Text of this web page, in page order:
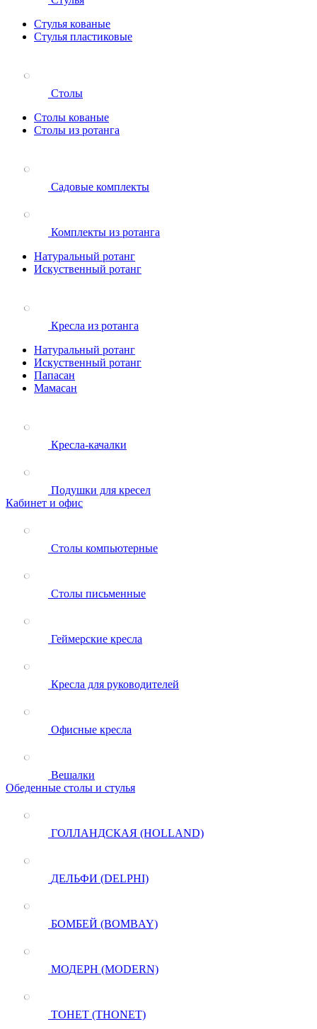
Стулья кованые
Стулья пластиковые
Столы
Столы кованые
Столы из ротанга
Садовые комплекты
Комплекты из ротанга
Натуральный ротанг
Искуственный ротанг
Кресла из ротанга
Натуральный ротанг
Искуственный ротанг
Папасан
Мамасан
Кресла-качалки
Подушки для кресел
Кабинет и офис
Столы компьютерные
Столы письменные
Геймерские кресла
Кресла для руководителей
Офисные кресла
Вешалки
Обеденные столы и стулья
ГОЛЛАНДСКАЯ (HOLLAND)
ДЕЛЬФИ (DELPHI)
БОМБЕЙ (BOMBAY)
МОДЕРН (MODERN)
ТОНЕТ (THONET)